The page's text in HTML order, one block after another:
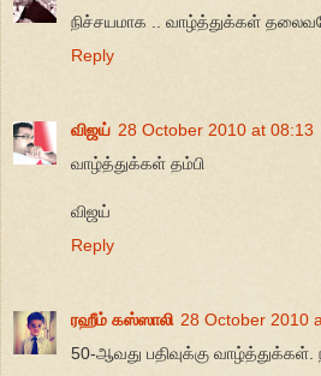
நிச்சயமாக .. வாழ்த்துக்கள்
Reply
விஜய் 28 October 2010 at 08:13
வாழ்த்துக்கள் தம்பி
விஜய்
Reply
ரஹீம் கஸ்ஸாலி 28 October 2010
50-ஆவது பதிவுக்கு வாழ்த்துக்கள்.